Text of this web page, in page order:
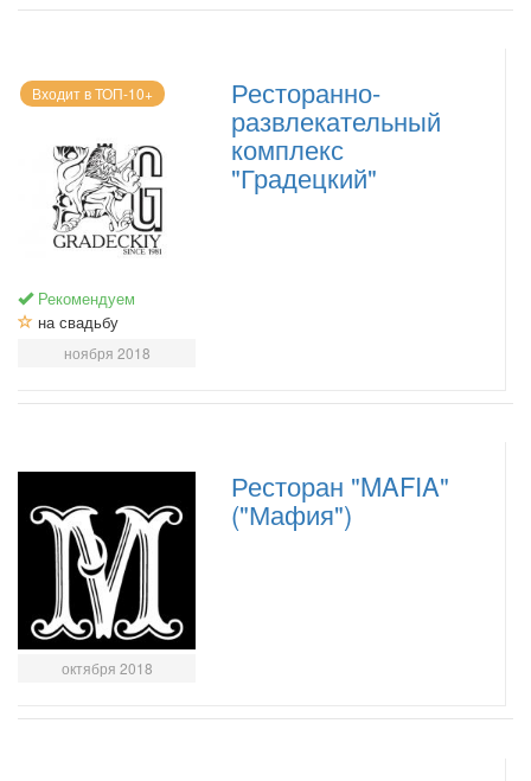
Входит в ТОП-10+
Рекомендуем
на свадьбу
ноября 2018
Ресторанно-
развлекательный
комплекс
"Градецкий"
октября 2018
Ресторан "MAFIA"
("Мафия")